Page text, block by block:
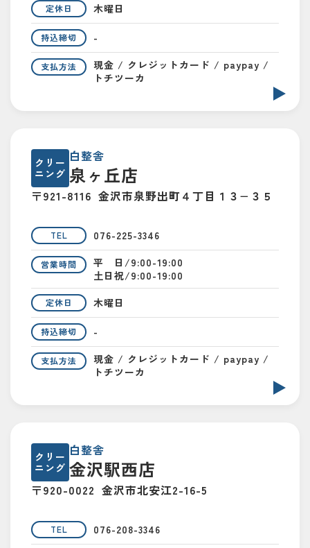
定休日 木曜日
持込締切 -
支払方法
現金 / クレジットカード / paypay /
トチツーカ
クリー
ニング
白整舎
泉ヶ丘店
〒921-8116 金沢市泉野出町４丁目１３−３５
TEL 076-225-3346
営業時間
平 日/9:00-19:00
土日祝/9:00-19:00
定休日 木曜日
持込締切 -
支払方法
現金 / クレジットカード / paypay /
トチツーカ
クリー
ニング
白整舎
金沢駅西店
〒920-0022 金沢市北安江2-16-5
TEL 076-208-3346